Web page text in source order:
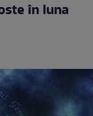
în luna